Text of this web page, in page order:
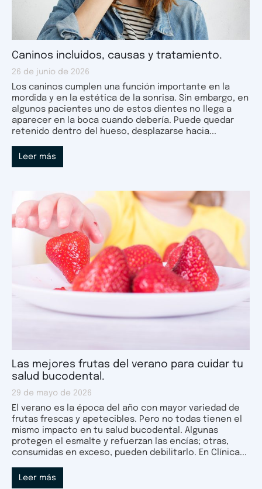
Caninos incluidos, causas y tratamiento.
26 de junio de 2026
Los caninos cumplen una función importante en la
mordida y en la estética de la sonrisa. Sin embargo, en
algunos pacientes uno de estos dientes no llega a
aparecer en la boca cuando debería. Puede quedar
retenido dentro del hueso, desplazarse hacia...
Leer más
Las mejores frutas del verano para cuidar tu
salud bucodental.
29 de mayo de 2026
El verano es la época del año con mayor variedad de
frutas frescas y apetecibles. Pero no todas tienen el
mismo impacto en tu salud bucodental. Algunas
protegen el esmalte y refuerzan las encías; otras,
consumidas en exceso, pueden debilitarlo. En Clínica...
Leer más